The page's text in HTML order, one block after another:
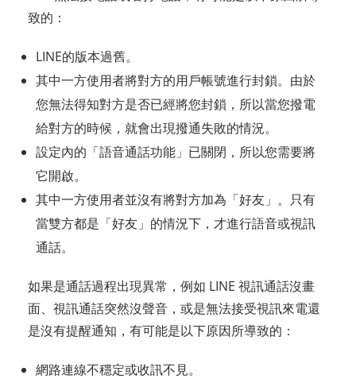
致的：
LINE的版本過舊。
其中一方使用者將對方的用戶帳號進行封鎖。由於
您無法得知對方是否已經將您封鎖，所以當您撥電
給對方的時候，就會出現撥通失敗的情況。
設定內的「語音通話功能」已關閉，所以您需要將
它開啟。
其中一方使用者並沒有將對方加為「好友」。只有
當雙方都是「好友」的情況下，才進行語音或視訊
通話。
如果是通話過程出現異常，例如 LINE 視訊通話沒畫
面、視訊通話突然沒聲音，或是無法接受視訊來電還
是沒有提醒通知，有可能是以下原因所導致的：
網路連線不穩定或收訊不見。